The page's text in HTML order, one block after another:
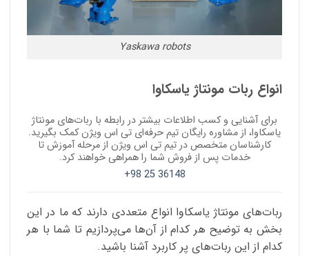
Yaskawa robots
انواع ربات مونتاژ یاسکاوا
برای آشنایی و کسب اطلاعات بیشتر در رابطه با ربات‌های مونتاژ
یاسکاوا، از مشاوره رایگان تیم حرفه‌ای تی اس ویژن کمک بگیرید.
کارشناسان متخصص در تیم تی اس ویژن از مرحله آموزش تا
خدمات پس از فروش شما را همراهی خواهند کرد.
36148 25 98+
ربات‌های مونتاژ یاسکاوا انواع متعددی دارند که ما در این
بخش به توضیح هر کدام از آن‌ها می‌پردازیم تا شما با هر
کدام از این ربات‌های پر کاربرد آشنا باشید.